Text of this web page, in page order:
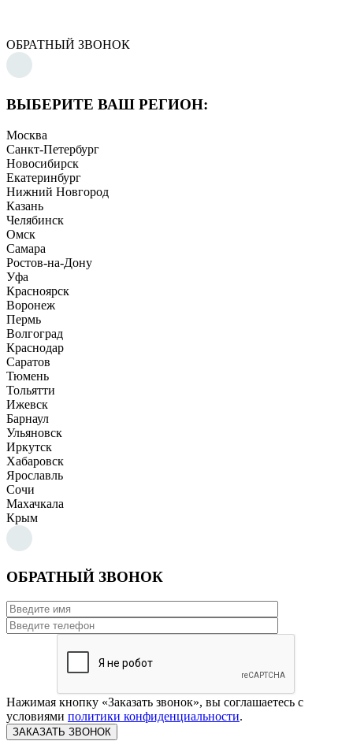
ОБРАТНЫЙ ЗВОНОК
ВЫБЕРИТЕ ВАШ РЕГИОН:
Москва
Санкт-Петербург
Новосибирск
Екатеринбург
Нижний Новгород
Казань
Челябинск
Омск
Самара
Ростов-на-Дону
Уфа
Красноярск
Воронеж
Пермь
Волгоград
Краснодар
Саратов
Тюмень
Тольятти
Ижевск
Барнаул
Ульяновск
Иркутск
Хабаровск
Ярославль
Сочи
Махачкала
Крым
ОБРАТНЫЙ ЗВОНОК
Нажимая кнопку «Заказать звонок», вы соглашаетесь с
условиями политики конфиденциальности.